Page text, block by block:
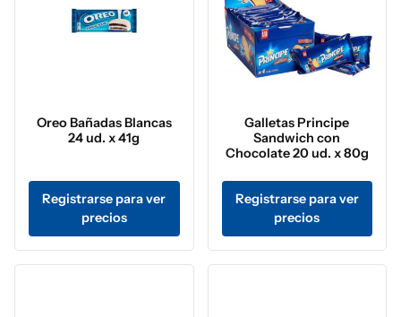
Oreo Bañadas Blancas
24 ud. x 41g
Registrarse para ver
precios
Galletas Principe
Sandwich con
Chocolate 20 ud. x 80g
Registrarse para ver
precios